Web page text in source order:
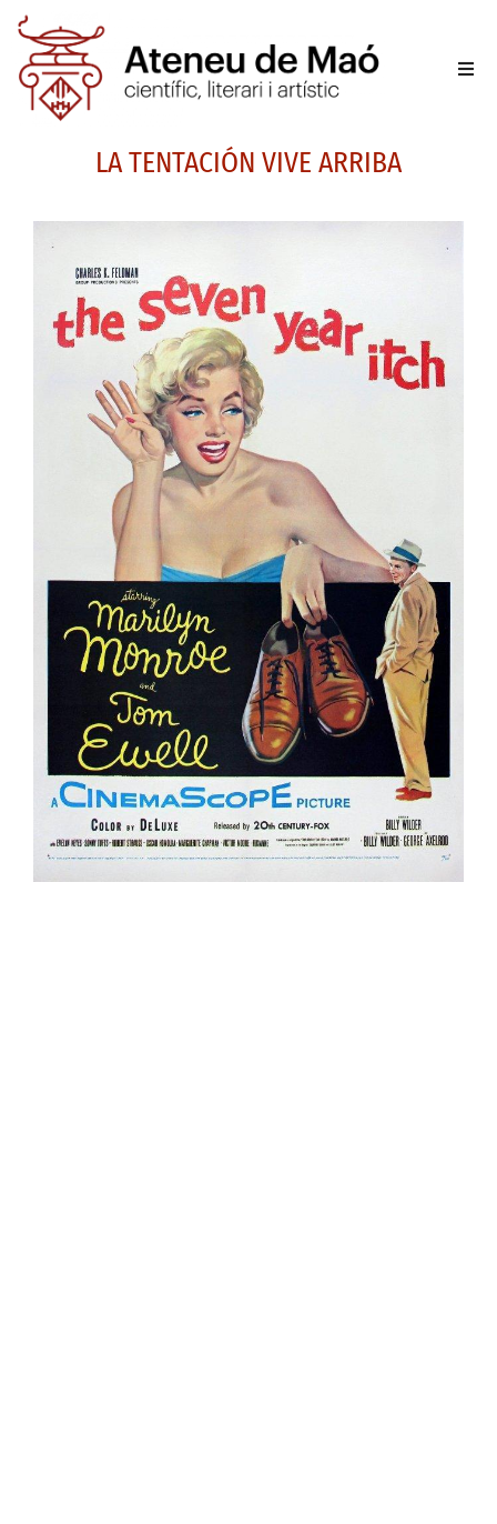
LA TENTACIÓN VIVE ARRIBA